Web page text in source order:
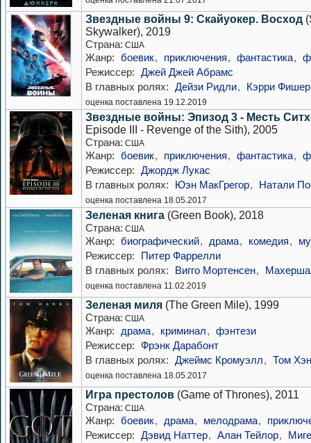
Звездные войны 9: Скайуокер. Восход
Skywalker), 2019
Страна: США
Жанр: боевик, приключения, фантастика,
Режиссер: Джей Джей Абрамс
В главных ролях: Дейзи Ридли, Кэрри Фишер
оценка поставлена 19.12.2019
Звездные войны: Эпизод 3 - Месть
Episode III - Revenge of the Sith), 2005
Страна: США
Жанр: боевик, приключения, фантастика,
Режиссер: Джордж Лукас
В главных ролях:
Юэн МакГрегор, Натали
оценка поставлена 18.05.2017
Зеленая книга (Green Book), 2018
Страна: США
Жанр: биографический, драма, комедия,
Режиссер:
Питер Фаррелли
В главных ролях:
Вигго Мортенсен,
оценка поставлена 11.02.2019
Зеленая миля (The Green Mile), 1999
Страна: США
Жанр: драма, криминал, фэнтези
Режиссер: Фрэнк Дарабонт
В главных ролях: Джеймс Кромуэлл, Том
оценка поставлена 18.05.2017
Игра престолов (Game of Thrones), 2011
Страна: США
Жанр: боевик, драма, мелодрама,
Режиссер: Дэвид Наттер, Алан Тейлор,